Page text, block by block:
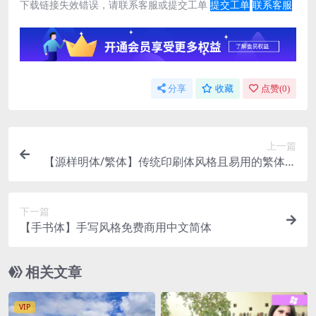
下载链接失效错误，请联系客服或提交工单 提交工单 联系客服
分享 收藏 点赞(0)
上一篇
【源样明体/繁体】传统印刷体风格且易用的繁体字
下一篇
【手书体】手写风格免费商用中文简体
相关文章
VIP